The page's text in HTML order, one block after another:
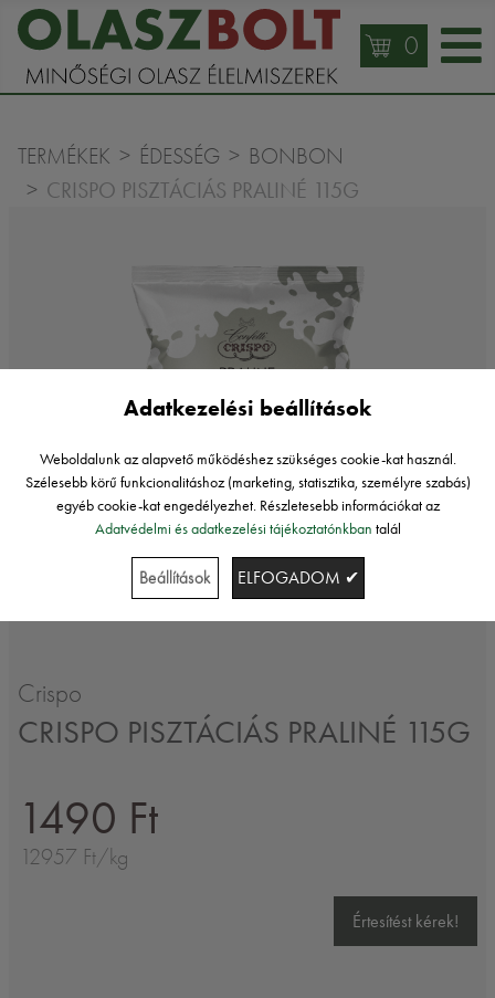
0
TERMÉKEK ÉDESSÉG BONBON
CRISPO PISZTÁCIÁS PRALINÉ 115G
Crispo
CRISPO PISZTÁCIÁS PRALINÉ 115G
1490 Ft
12957 Ft/kg
Értesítést kérek!
Adatkezelési beállítások
Weboldalunk az alapvető működéshez szükséges cookie-kat használ.
Szélesebb körű funkcionalitáshoz (marketing, statisztika, személyre szabás)
egyéb cookie-kat engedélyezhet. Részletesebb információkat az
Adatvédelmi és adatkezelési tájékoztatónkban talál
Beállítások ELFOGADOM ✔